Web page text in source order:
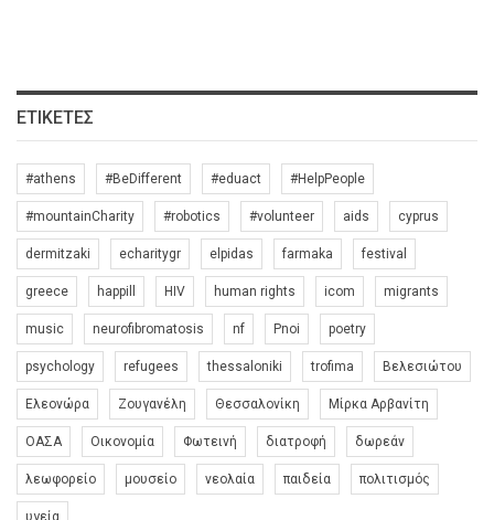
ΕΤΙΚΈΤΕΣ
#athens #BeDifferent #eduact #HelpPeople
#mountainCharity #robotics #volunteer aids cyprus
dermitzaki echaritygr elpidas farmaka festival
greece happill HIV human rights icom migrants
music neurofibromatosis nf Pnoi poetry
psychology refugees thessaloniki trofima Βελεσιώτου
Ελεονώρα Ζουγανέλη Θεσσαλονίκη Μίρκα Αρβανίτη
ΟΑΣΑ Οικονομία Φωτεινή διατροφή δωρεάν
λεωφορείο μουσείο νεολαία παιδεία πολιτισμός
υγεία